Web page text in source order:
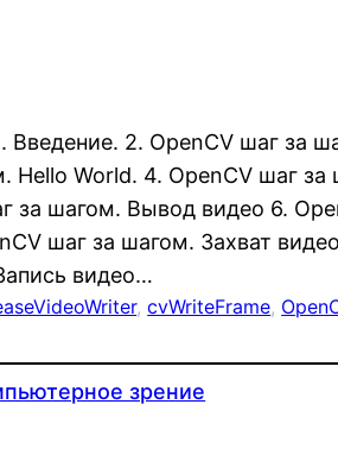
Введение. 2. OpenCV шаг за
Hello World. 4. OpenCV шаг за
за шагом. Вывод видео 6.
шаг за шагом. Захват
видео…
, cvWriteFrame,
зрение